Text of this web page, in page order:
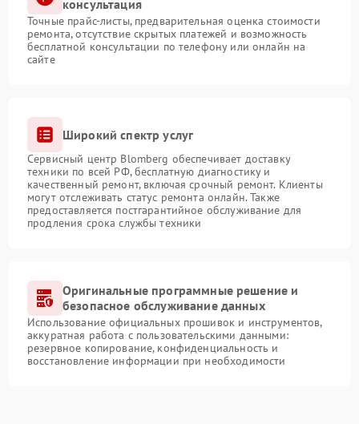
консультация
Точные прайс-листы, предварительная оценка стоимости
ремонта, отсутствие скрытых платежей и возможность
бесплатной консультации по телефону или онлайн на
сайте
Широкий спектр услуг
Сервисный центр Blomberg обеспечивает доставку
техники по всей РФ, бесплатную диагностику и
качественный ремонт, включая срочный ремонт. Клиенты
могут отслеживать статус ремонта онлайн. Также
предоставляется постгарантийное обслуживание для
продления срока службы техники
Оригинальные программные решение и
безопасное обслуживание данных
Использование официальных прошивок и инструментов,
аккуратная работа с пользовательскими данными:
резервное копирование, конфиденциальность и
восстановление информации при необходимости